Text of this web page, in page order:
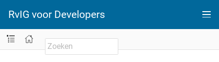
RvIG voor Developers